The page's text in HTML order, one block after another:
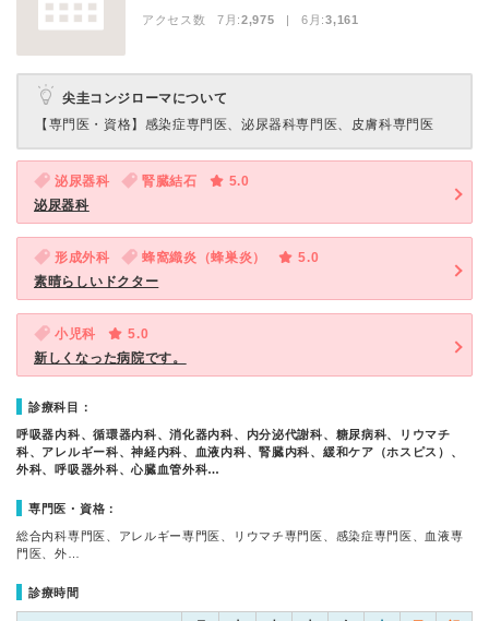
アクセス数 7月:2,975 | 6月:3,161
尖圭コンジローマについて
【専門医・資格】 感染症専門医、泌尿器科専門医、皮膚科専門医
泌尿器科 腎臓結石
5.0
泌尿器科
形成外科 蜂窩織炎（蜂巣炎）
5.0
素晴らしいドクター
小児科
5.0
新しくなった病院です。
診療科目：
呼吸器内科、循環器内科、消化器内科、内分泌代謝科、糖尿病科、リウマチ
科、アレルギー科、神経内科、血液内科、腎臓内科、緩和ケア（ホスピス）、
外科、呼吸器外科、心臓血管外科…
専門医・資格：
総合内科専門医、アレルギー専門医、リウマチ専門医、感染症専門医、血液専
門医、外…
診療時間